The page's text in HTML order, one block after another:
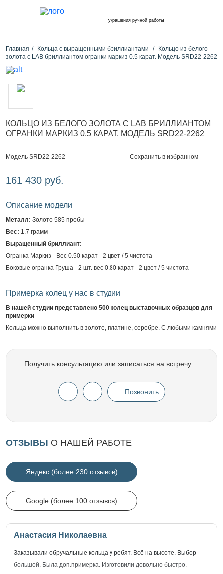
украшения ручной работы
Главная Кольца с выращенными бриллиантами
Кольцо из белого
золота с LAB бриллиантом огранки маркиз 0.5 карат. Модель SRD22-2262
КОЛЬЦО ИЗ БЕЛОГО ЗОЛОТА С LAB БРИЛЛИАНТОМ
ОГРАНКИ МАРКИЗ 0.5 КАРАТ. МОДЕЛЬ SRD22-2262
Модель SRD22-2262 Сохранить в избранном
161 430 руб.
Описание модели
Металл: Золото 585 пробы
Вес: 1.7 грамм
Выращенный бриллиант:
Огранка Маркиз - Вес 0.50 карат - 2 цвет / 5 чистота
Боковые огранка Груша - 2 шт. вес 0.80 карат - 2 цвет / 5 чистота
Примерка колец у нас в студии
В нашей студии представлено 500 колец выставочных образцов для
примерки
Кольца можно выполнить в золоте, платине, серебре. С любыми камнями
Получить консультацию или записаться на встречу
Позвонить
ОТЗЫВЫ О НАШЕЙ РАБОТЕ
Яндекс (более 230 отзывов)
Google (более 100 отзывов)
Анастасия Николаевна
Заказывали обручальные кольца у ребят. Всё на высоте. Выбор
большой. Была доп.примерка. Изготовили довольно быстро.